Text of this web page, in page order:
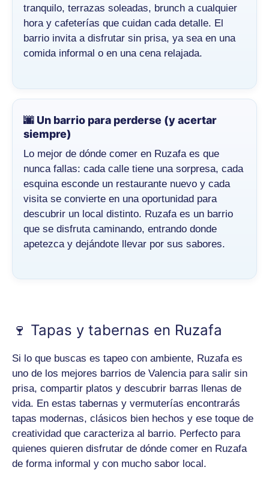
tranquilo, terrazas soleadas, brunch a cualquier
hora y cafeterías que cuidan cada detalle. El
barrio invita a disfrutar sin prisa, ya sea en una
comida informal o en una cena relajada.
🌆 Un barrio para perderse (y acertar
siempre)
Lo mejor de dónde comer en Ruzafa es que
nunca fallas: cada calle tiene una sorpresa, cada
esquina esconde un restaurante nuevo y cada
visita se convierte en una oportunidad para
descubrir un local distinto. Ruzafa es un barrio
que se disfruta caminando, entrando donde
apetezca y dejándote llevar por sus sabores.
🍷 Tapas y tabernas en Ruzafa
Si lo que buscas es tapeo con ambiente, Ruzafa es
uno de los mejores barrios de Valencia para salir sin
prisa, compartir platos y descubrir barras llenas de
vida. En estas tabernas y vermuterías encontrarás
tapas modernas, clásicos bien hechos y ese toque de
creatividad que caracteriza al barrio. Perfecto para
quienes quieren disfrutar de dónde comer en Ruzafa
de forma informal y con mucho sabor local.